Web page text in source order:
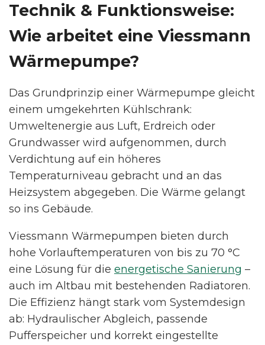
Technik & Funktionsweise:
Wie arbeitet eine Viessmann
Wärmepumpe?
Das Grundprinzip einer Wärmepumpe gleicht
einem umgekehrten Kühlschrank:
Umweltenergie aus Luft, Erdreich oder
Grundwasser wird aufgenommen, durch
Verdichtung auf ein höheres
Temperaturniveau gebracht und an das
Heizsystem abgegeben. Die Wärme gelangt
so ins Gebäude.
Viessmann Wärmepumpen bieten durch
hohe Vorlauftemperaturen von bis zu 70 °C
eine Lösung für die energetische Sanierung –
auch im Altbau mit bestehenden Radiatoren.
Die Effizienz hängt stark vom Systemdesign
ab: Hydraulischer Abgleich, passende
Pufferspeicher und korrekt eingestellte